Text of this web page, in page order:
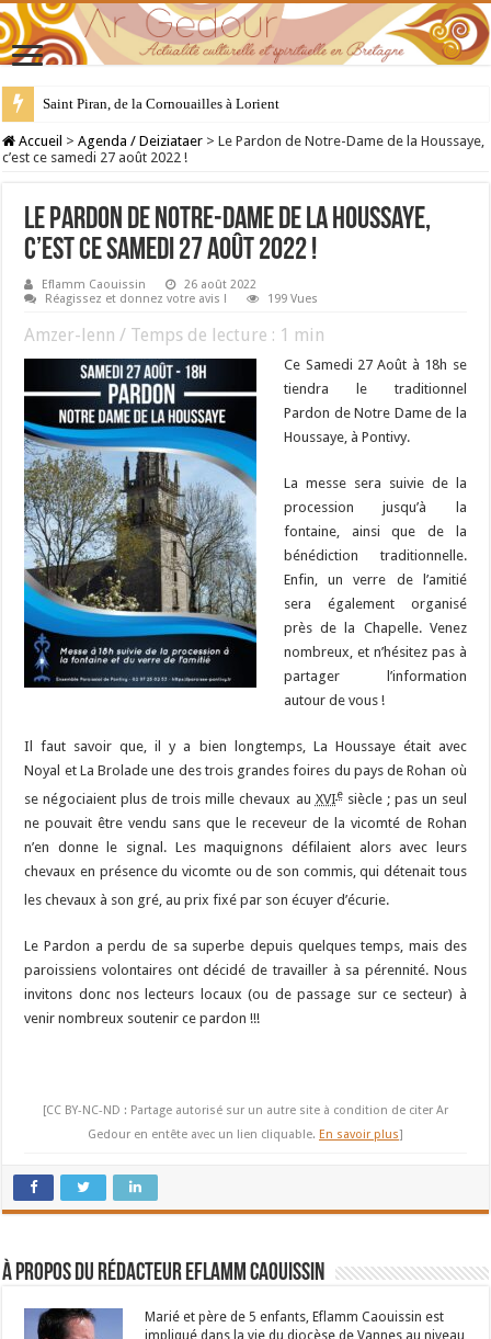
Saint Piran, de la Cornouailles à Lorient
28 juillet : Saint Samson de Dol, père de la Bretagne chrétienne
Accueil > Agenda / Deiziataer > Le Pardon de Notre-Dame de la Houssaye,
c’est ce samedi 27 août 2022 !
Le Pardon de Notre-Dame de la Houssaye,
c’est ce samedi 27 août 2022 !
Eflamm Caouissin
26 août 2022
Réagissez et donnez votre avis !
199 Vues
Amzer-lenn / Temps de lecture : 1 min
Ce Samedi 27 Août à 18h se
tiendra le traditionnel
Pardon de Notre Dame de la
Houssaye, à Pontivy.
La messe sera suivie de la
procession jusqu’à la
fontaine, ainsi que de la
bénédiction traditionnelle.
Enfin, un verre de l’amitié
sera également organisé
près de la Chapelle. Venez
nombreux, et n’hésitez pas à
partager l’information
autour de vous !
Il faut savoir que, il y a bien longtemps, La Houssaye était avec
Noyal et La Brolade une des trois grandes foires du pays de Rohan où
se négociaient plus de trois mille chevaux au XVIesiècle ; pas un seul
ne pouvait être vendu sans que le receveur de la vicomté de Rohan
n’en donne le signal. Les maquignons défilaient alors avec leurs
chevaux en présence du vicomte ou de son commis, qui détenait tous
les chevaux à son gré, au prix fixé par son écuyer d’écurie.
Le Pardon a perdu de sa superbe depuis quelques temps, mais des
paroissiens volontaires ont décidé de travailler à sa pérennité. Nous
invitons donc nos lecteurs locaux (ou de passage sur ce secteur) à
venir nombreux soutenir ce pardon !!!
[CC BY-NC-ND : Partage autorisé sur un autre site à condition de citer Ar
Gedour en entête avec un lien cliquable. En savoir plus]
À propos du rédacteur Eflamm Caouissin
Marié et père de 5 enfants, Eflamm Caouissin est